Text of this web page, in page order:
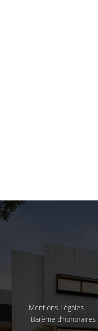
Mentions Légales
Barème d’honoraires